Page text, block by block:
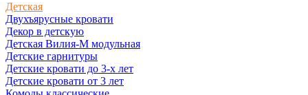
Детская
Двухъярусные кровати
Декор в детскую
Детская Вилия-М модульная
Детские гарнитуры
Детские кровати до 3-х лет
Детские кровати от 3 лет